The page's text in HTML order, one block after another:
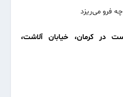
فرو می‌ریزد
در کرمان، خیابان آلاشت،